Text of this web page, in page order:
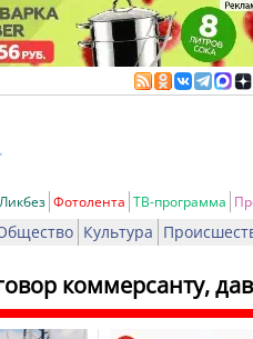
Ликбез Фотолента ТВ-программа
Культура
коммерсанту,